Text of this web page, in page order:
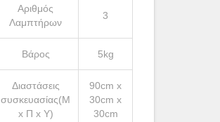
Αριθμός
Λαμπτήρων
3
Βάρος 5kg
Διαστάσεις
συσκευασίας(Μ
x Π x Υ)
90cm x
30cm x
30cm